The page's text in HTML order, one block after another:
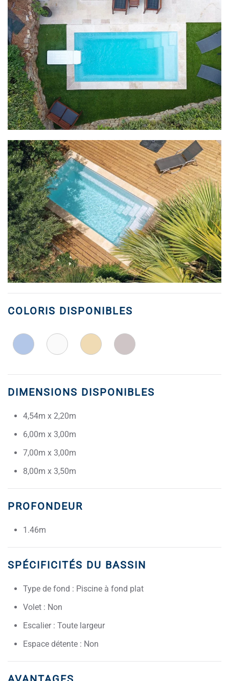
COLORIS DISPONIBLES
DIMENSIONS DISPONIBLES
4,54m x 2,20m
6,00m x 3,00m
7,00m x 3,00m
8,00m x 3,50m
PROFONDEUR
1.46m
SPÉCIFICITÉS DU BASSIN
Type de fond : Piscine à fond plat
Volet : Non
Escalier : Toute largeur
Espace détente : Non